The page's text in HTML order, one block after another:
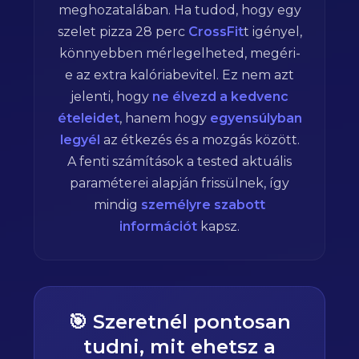
meghozatalában. Ha tudod, hogy egy
szelet pizza 28 perc CrossFitt igényel,
könnyebben mérlegelheted, megéri-
e az extra kalóriabevitel. Ez nem azt
jelenti, hogy ne élvezd a kedvenc
ételeidet, hanem hogy egyensúlyban
legyél az étkezés és a mozgás között.
A fenti számítások a tested aktuális
paraméterei alapján frissülnek, így
mindig személyre szabott
információt kapsz.
🎯 Szeretnél pontosan
tudni, mit ehetsz a